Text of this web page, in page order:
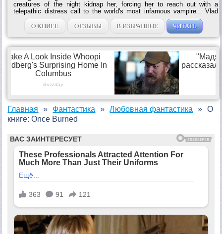
creatures of the night kidnap her, forcing her to reach out with a
telepathic distress call to the world's most infamous vampire... Vlad
Tepesh inspired the greatest vampire legend of all—but whatever you
do, don't call him Dracula. Vlad's ability to control fire makes him one
of the most feared vampires in existence, but his enemies have found
a new weapon against him—a beautiful mortal with powers to match
his own. When Vlad and Leila meet, however, passion ignites between
them, threatening to consume...
О КНИГЕ ОТЗЫВЫ В ИЗБРАННОЕ ЧИТАТЬ
Главная Фантастика Любовная фантастика
О
книге: Once Burned